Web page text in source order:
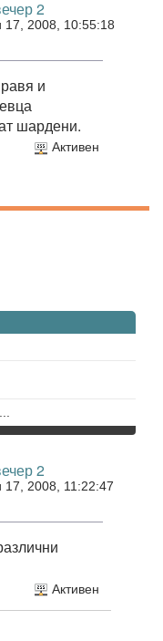
2
17, 2008, 10:55:18
и
шардени.
Активен
2
17, 2008, 11:22:47
Активен